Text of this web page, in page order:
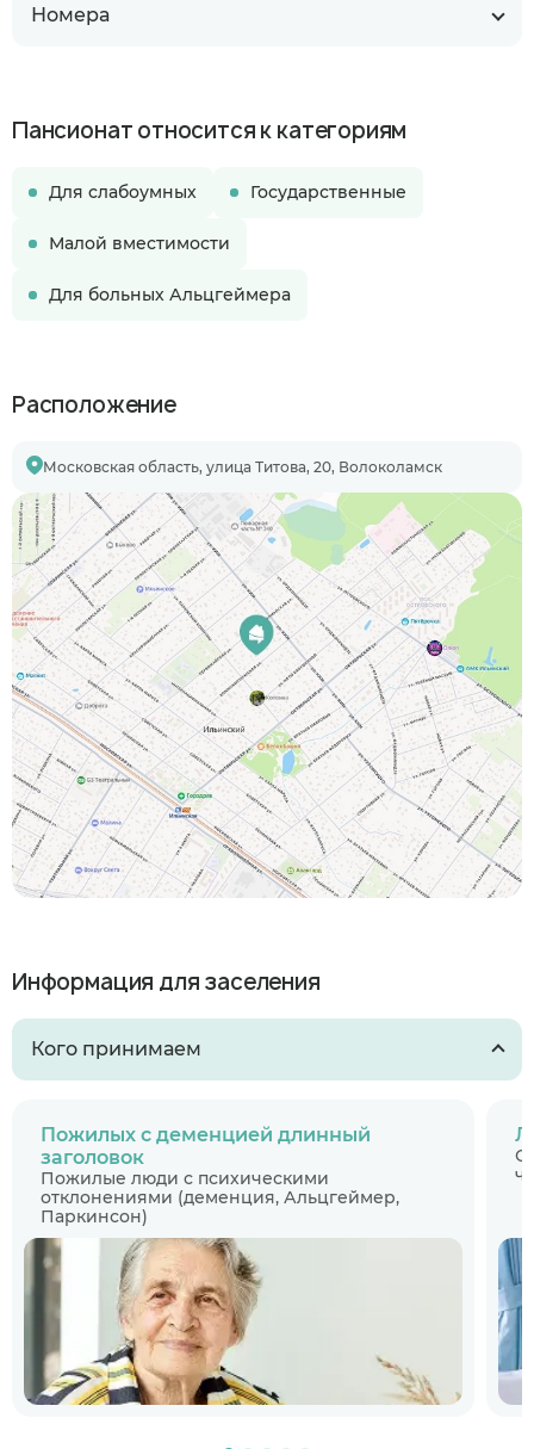
Номера
Пансионат относится к категориям
Для слабоумных Государственные
Малой вместимости
Для больных Альцгеймера
Расположение
Московская область, улица Титова, 20, Волоколамск
Информация для заселения
Кого принимаем
Пожилых с деменцией длинный
заголовок
Пожилые люди с психическими
отклонениями (деменция, Альцгеймер,
Паркинсон)